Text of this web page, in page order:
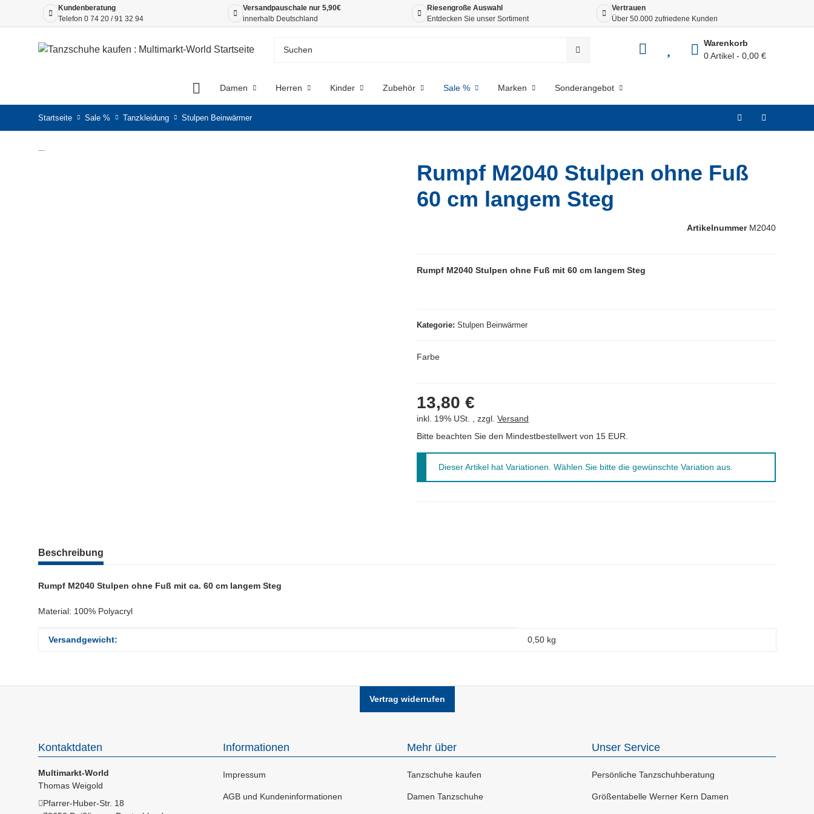
Kundenberatung
Telefon 0 74 20 / 91 32 94
Versandpauschale nur 5,90€
innerhalb Deutschland
Riesengroße Auswahl
Entdecken Sie unser Sortiment
Vertrauen
Über 50.000 zufriedene Kunden
Damen Herren Kinder Zubehör Sale % Marken Sonderangebot
Warenkorb
0 Artikel
0,00 €
Startseite Sale % Tanzkleidung Stulpen Beinwärmer
Rumpf M2040 Stulpen ohne Fuß
60 cm langem Steg
Artikelnummer M2040
Kategorie Stulpen Beinwärmer
Rumpf M2040 Stulpen ohne Fuß mit 60 cm langem Steg
Farbe
13,80 €
inkl. 19% USt. , zzgl. Versand
Bitte beachten Sie den Mindestbestellwert von 15 EUR.
x
Dieser Artikel hat Variationen. Wählen Sie bitte die gewünschte Variation aus.
Beschreibung
Rumpf M2040 Stulpen ohne Fuß mit ca. 60 cm langem Steg
Material: 100% Polyacryl
Produkteigenschaft
Wert
Versandgewicht: 0,50 kg
Vertrag widerrufen
Kontaktdaten
Multimarkt-World
Thomas Weigold
Pfarrer-Huber-Str. 18
Informationen
Impressum
AGB und Kundeninformationen
Mehr über
Tanzschuhe kaufen
Damen Tanzschuhe
Unser Service
Persönliche Tanzschuhberatung
Größentabelle Werner Kern Damen